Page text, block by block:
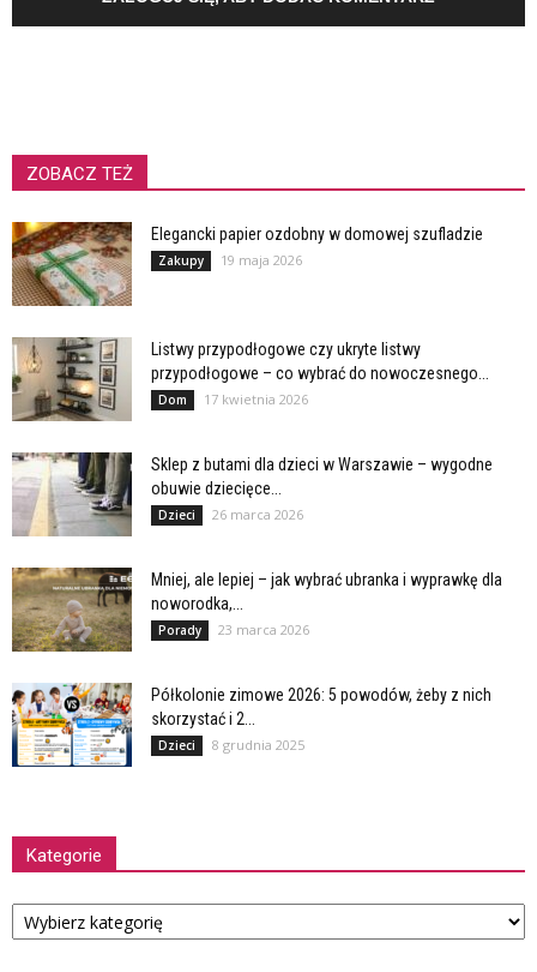
ZOBACZ TEŻ
Elegancki papier ozdobny w domowej szufladzie
Zakupy 19 maja 2026
Listwy przypodłogowe czy ukryte listwy
przypodłogowe – co wybrać do nowoczesnego...
Dom 17 kwietnia 2026
Sklep z butami dla dzieci w Warszawie – wygodne
obuwie dziecięce...
Dzieci 26 marca 2026
Mniej, ale lepiej – jak wybrać ubranka i wyprawkę dla
noworodka,...
Porady 23 marca 2026
Półkolonie zimowe 2026: 5 powodów, żeby z nich
skorzystać i 2...
Dzieci 8 grudnia 2025
Kategorie
Kategorie